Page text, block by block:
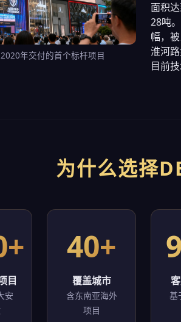
年交付的首个标杆项目
面积
28吨
幅，
淮河
目前
为什么选择
目
安
40+
覆盖城市
含东南亚海外
项目
基